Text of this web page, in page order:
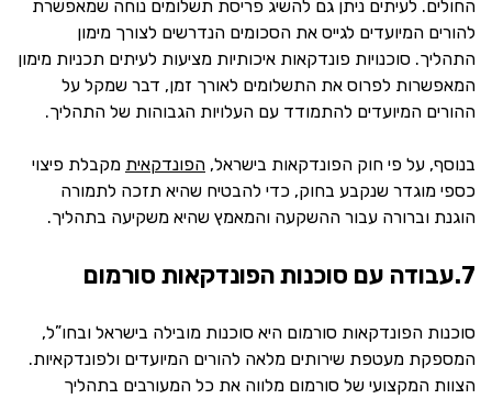
החולים. לעיתים ניתן גם להשיג פריסת תשלומים נוחה שמאפשרת
להורים המיועדים לגייס את הסכומים הנדרשים לצורך מימון
התהליך. סוכנויות פונדקאות איכותיות מציעות לעיתים תכניות מימון
המאפשרות לפרוס את התשלומים לאורך זמן, דבר שמקל על
ההורים המיועדים להתמודד עם העלויות הגבוהות של התהליך.
בנוסף, על פי חוק הפונדקאות בישראל, הפונדקאית מקבלת פיצוי
כספי מוגדר שנקבע בחוק, כדי להבטיח שהיא תזכה לתמורה
הוגנת וברורה עבור ההשקעה והמאמץ שהיא משקיעה בתהליך.
7.עבודה עם סוכנות הפונדקאות סורמום
סוכנות הפונדקאות סורמום היא סוכנות מובילה בישראל ובחו”ל,
המספקת מעטפת שירותים מלאה להורים המיועדים ולפונדקאיות.
הצוות המקצועי של סורמום מלווה את כל המעורבים בתהליך